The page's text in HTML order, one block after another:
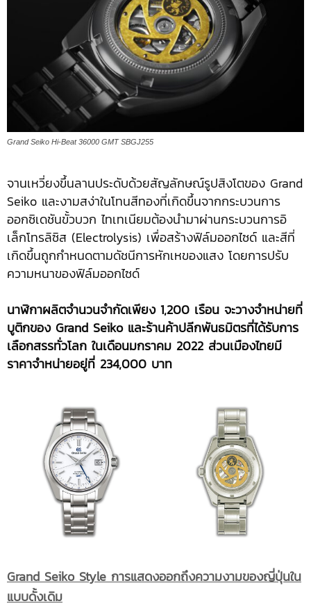
Grand Seiko Hi-Beat 36000 GMT SBGJ255
จานเหวี่ยงขึ้นลานประดับด้วยสัญลักษณ์รูปสิงโตของ Grand
Seiko และงามสง่าในโทนสีทองที่เกิดขึ้นจากกระบวนการ
ออกซิเดชันขั้วบวก ไทเทเนียมต้องนำมาผ่านกระบวนการอิ
เล็กโทรลิซิส (Electrolysis) เพื่อสร้างฟิล์มออกไซด์ และสีที่
เกิดขึ้นถูกกำหนดตามดัชนีการหักเหของแสง โดยการปรับ
ความหนาของฟิล์มออกไซด์
นาฬิกาผลิตจำนวนจำกัดเพียง 1,200 เรือน จะวางจำหน่ายที่
บูติกของ Grand Seiko และร้านค้าปลีกพันธมิตรที่ได้รับการ
เลือกสรรทั่วโลก ในเดือนมกราคม 2022 ส่วนเมืองไทยมี
ราคาจำหน่ายอยู่ที่ 234,000 บาท
Grand Seiko Style การแสดงออกถึงความงามของญี่ปุ่นใน
แบบดั้งเดิม